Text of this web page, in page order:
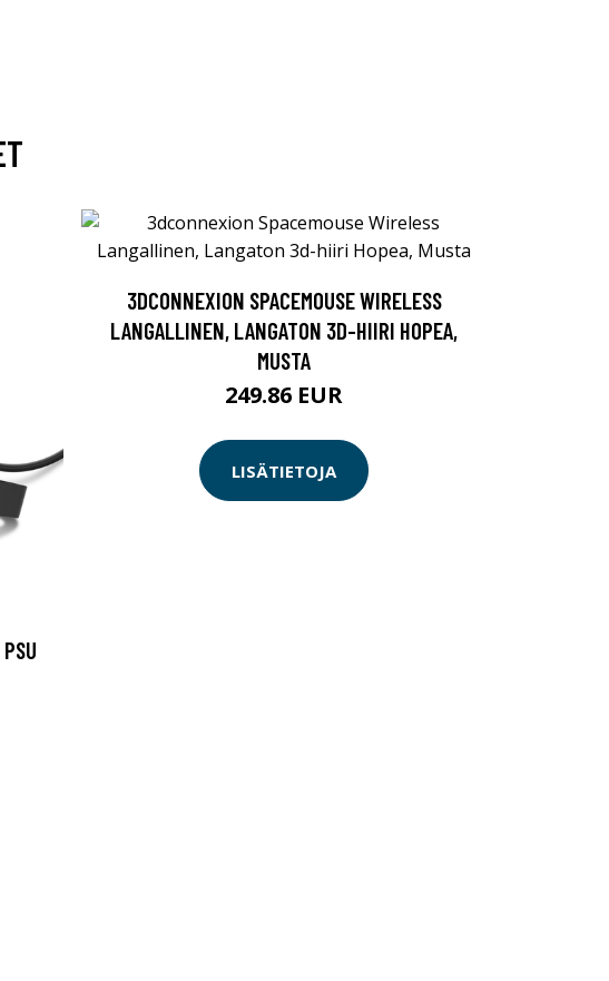
3DCONNEXION SPACEMOUSE WIRELESS
LANGALLINEN, LANGATON 3D-HIIRI HOPEA,
MUSTA
249.86 EUR
LISÄTIETOJA